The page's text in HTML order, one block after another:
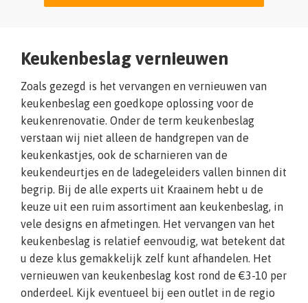
Keukenbeslag vernieuwen
Zoals gezegd is het vervangen en vernieuwen van
keukenbeslag een goedkope oplossing voor de
keukenrenovatie. Onder de term keukenbeslag
verstaan wij niet alleen de handgrepen van de
keukenkastjes, ook de scharnieren van de
keukendeurtjes en de ladegeleiders vallen binnen dit
begrip. Bij de alle experts uit Kraainem hebt u de
keuze uit een ruim assortiment aan keukenbeslag, in
vele designs en afmetingen. Het vervangen van het
keukenbeslag is relatief eenvoudig, wat betekent dat
u deze klus gemakkelijk zelf kunt afhandelen. Het
vernieuwen van keukenbeslag kost rond de €3-10 per
onderdeel. Kijk eventueel bij een outlet in de regio